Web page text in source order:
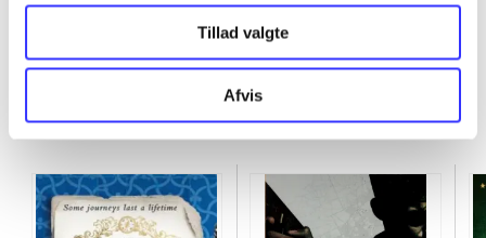
Tillad valgte
Afvis
Minder om